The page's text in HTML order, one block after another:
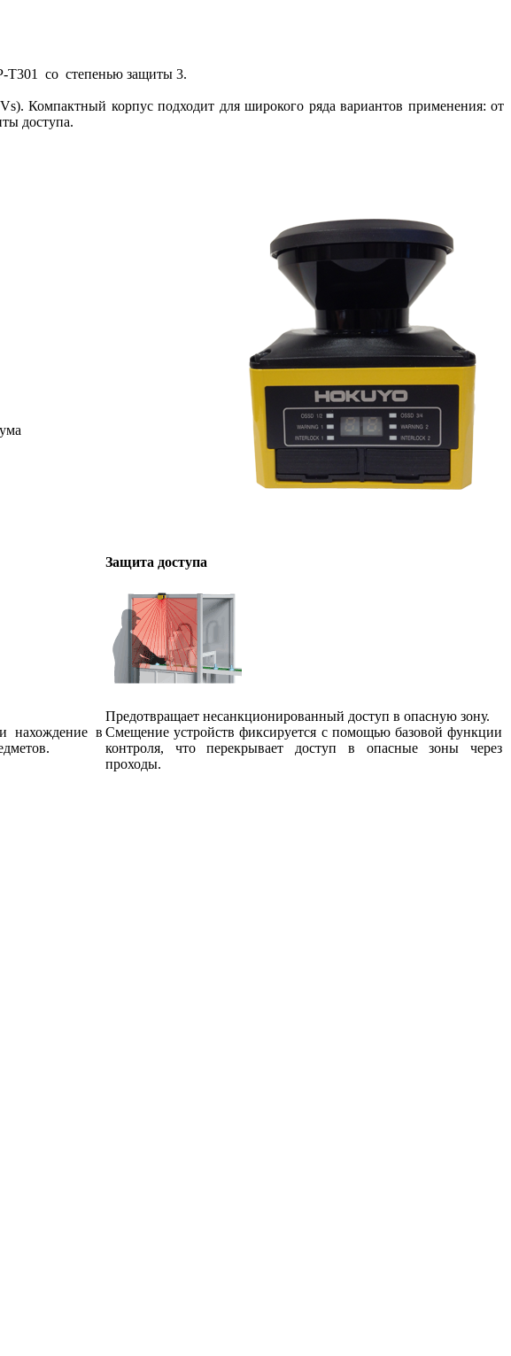
T301 со степенью защиты 3.
Компактный корпус подходит для широкого ряда вариантов применения: от
доступа.
Защита доступа
нахождение в
Предотвращает несанкционированный доступ в опасную зону.
Смещение устройств фиксируется с помощью базовой функции
контроля, что перекрывает доступ в опасные зоны через
проходы.